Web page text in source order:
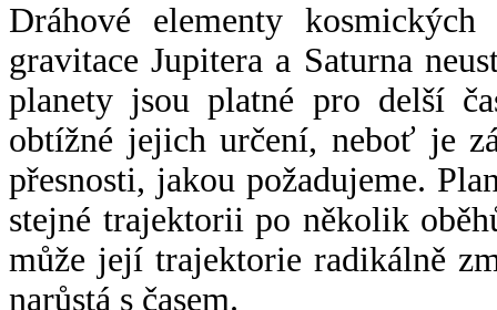
Dráhové elementy
gravitace Jupitera a Saturna
planety jsou platné pro delší
obtížné jejich určení, neboť je
přesnosti, jakou požadujeme.
stejné trajektorii po několik
může její trajektorie radikálně
narůstá s časem.